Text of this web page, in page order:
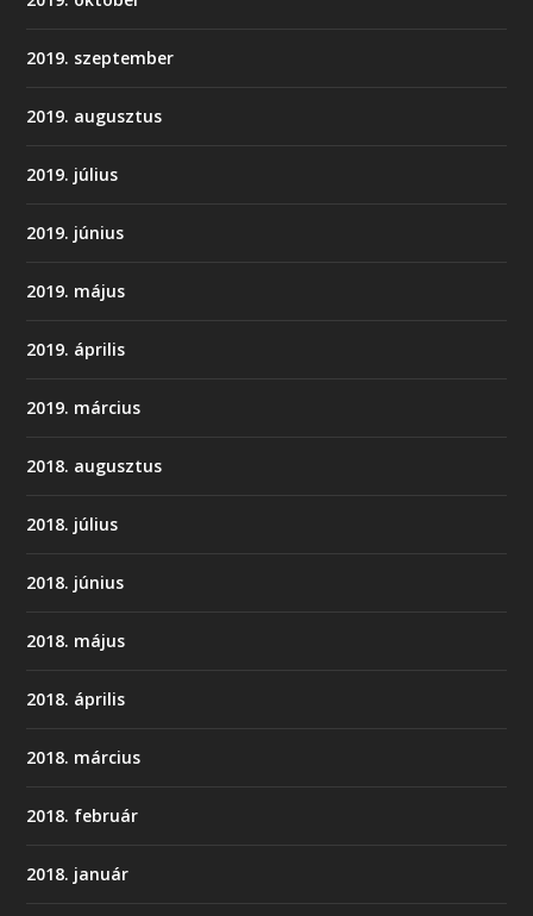
2019. szeptember
2019. augusztus
2019. július
2019. június
2019. május
2019. április
2019. március
2018. augusztus
2018. július
2018. június
2018. május
2018. április
2018. március
2018. február
2018. január